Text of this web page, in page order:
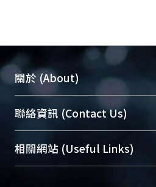
關於 (About)
臺大位居世界頂尖大學之列
展現本校豐碩的研究成果及
機構典藏（NTUR）與學術庫
台，成為臺大學術典藏NTU
聯絡資訊 (Contact Us)
總館學科館員(Main Library)
醫學圖書館學科館員
相關網站 (Useful Links)